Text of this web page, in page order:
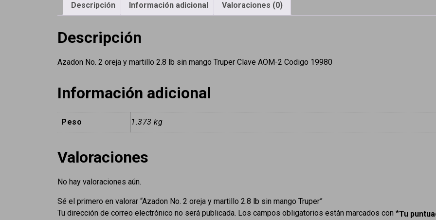
Descripción Información adicional Valoraciones (0)
Descripción
Azadon No. 2 oreja y martillo 2.8 lb sin mango Truper Clave AOM-2 Codigo 19980
Información adicional
Peso 1.373 kg
Valoraciones
No hay valoraciones aún.
Sé el primero en valorar “Azadon No. 2 oreja y martillo 2.8 lb sin mango Truper”
Tu dirección de correo electrónico no será publicada. Los campos obligatorios están marcados con *Tu